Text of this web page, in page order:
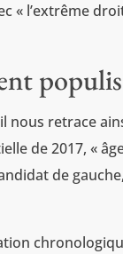
« l’extrême
nous retrace
de 2017, «
de